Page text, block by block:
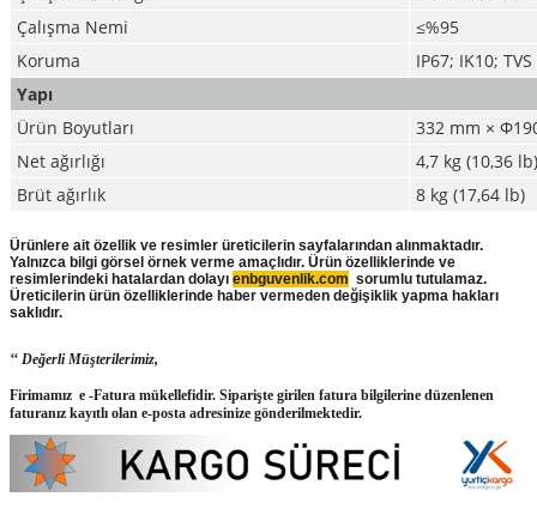
Çalışma Nemi
≤%95
Koruma
IP67; IK10;
Yapı
Ürün Boyutları
332 mm ×
Net ağırlığı
4,7 kg (10,36 lb)
Brüt ağırlık
8 kg (17,64 lb)
Ürünlere ait özellik ve resimler üreticilerin sayfalarından alınmaktadır.
Yalnızca bilgi görsel örnek verme amaçlıdır. Ürün özelliklerinde ve
resimlerindeki hatalardan dolayı enbguvenlik.com sorumlu tutulamaz.
Üreticilerin ürün özelliklerinde haber vermeden değişiklik yapma hakları
saklıdır.
‘‘ Değerli Müşterilerimiz,
Firimamız e -Fatura mükellefidir. Siparişte girilen fatura bilgilerine düzenlenen
faturanız kayıtlı olan e-posta adresinize gönderilmektedir.